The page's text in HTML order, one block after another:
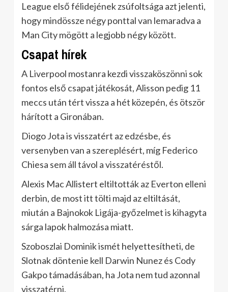
League első félidejének zsúfoltsága azt jelenti,
hogy mindössze négy ponttal van lemaradva a
Man City mögött a legjobb négy között.
Csapat hírek
A Liverpool mostanra kezdi visszaköszönni sok
fontos első csapat játékosát, Alisson pedig 11
meccs után tért vissza a hét közepén, és ötször
hárított a Gironában.
Diogo Jota is visszatért az edzésbe, és
versenyben van a szereplésért, míg Federico
Chiesa sem áll távol a visszatéréstől.
Alexis Mac Allistert eltiltották az Everton elleni
derbin, de most itt tölti majd az eltiltását,
miután a Bajnokok Ligája-győzelmet is kihagyta
sárga lapok halmozása miatt.
Szoboszlai Dominik ismét helyettesítheti, de
Slotnak döntenie kell Darwin Nunez és Cody
Gakpo támadásában, ha Jota nem tud azonnal
visszatérni.